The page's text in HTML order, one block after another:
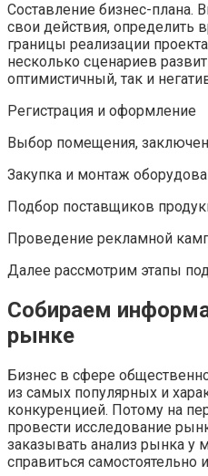
Составление бизнес-плана.
свои действия,
границы реализации
несколько сценариев
оптимистичный, так и
Регистрация и оформление
Выбор помещения,
Закупка и монтаж
Подбор поставщиков
Проведение рекламной
Далее рассмотрим этапы
Собираем
рынке
Бизнес в сфере
из самых популярных и
конкуренцией. Потому на
провести исследование
заказывать анализ рынка у
справиться